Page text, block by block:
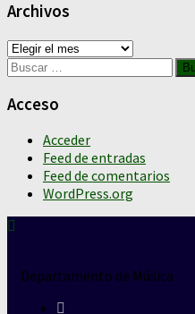
Archivos
Archivos
Buscar:
Acceso
Acceder
Feed de entradas
Feed de comentarios
WordPress.org
Departamento de Música